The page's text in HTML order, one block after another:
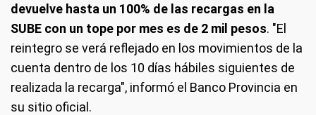
devuelve hasta un 100% de las recargas en la
SUBE con un tope por mes es de 2 mil pesos. "El
reintegro se verá reflejado en los movimientos de la
cuenta dentro de los 10 días hábiles siguientes de
realizada la recarga", informó el Banco Provincia en
su sitio oficial.